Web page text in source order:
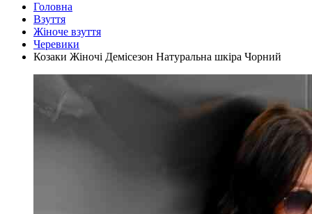
Головна
Взуття
Жіноче взуття
Черевики
Козаки Жіночі Демісезон Натуральна шкіра Чорний